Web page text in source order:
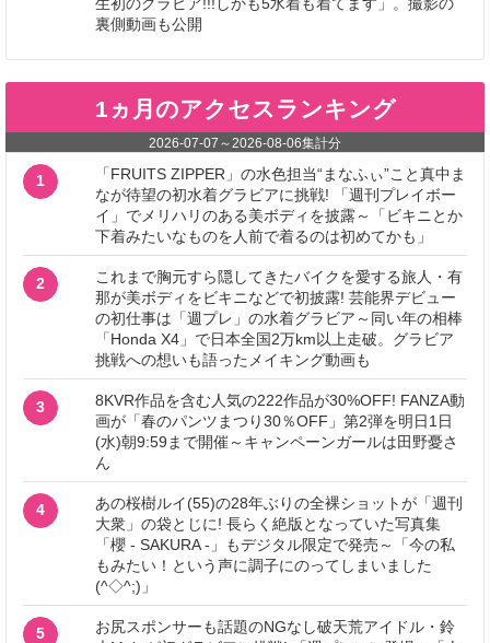
生初のグラビア!!!しかも5水着も着てます」。撮影の
裏側動画も公開
1ヵ月のアクセスランキング
2026-07-07 ～2026-08-06集計分
1
「FRUITS ZIPPER」の水色担当“まなふぃ”こと真中ま
なが待望の初水着グラビアに挑戦! 「週刊プレイボー
イ」でメリハリのある美ボディを披露～「ビキニとか
下着みたいなものを人前で着るのは初めてかも」
2
これまで胸元すら隠してきたバイクを愛する旅人・有
那が美ボディをビキニなどで初披露! 芸能界デビュー
の初仕事は「週プレ」の水着グラビア～同い年の相棒
「Honda X4」で日本全国2万km以上走破。グラビア
挑戦への想いも語ったメイキング動画も
3
8KVR作品を含む人気の222作品が30%OFF! FANZA動
画が「春のパンツまつり30％OFF」第2弾を明日1日
(水)朝9:59まで開催～キャンペーンガールは田野憂さ
ん
4
あの桜樹ルイ(55)の28年ぶりの全裸ショットが「週刊
大衆」の袋とじに! 長らく絶版となっていた写真集
「櫻 - SAKURA -」もデジタル限定で発売～「今の私
もみたい！という声に調子にのってしまいました
(^◇^;)」
5
お尻スポンサーも話題のNGなし破天荒アイドル・鈴